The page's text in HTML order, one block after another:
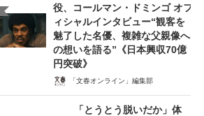
役、コールマン・ドミンゴ オフ
ィシャルインタビュー“観客を
魅了した名優、複雑な父親像へ
の想いを語る”《日本興収70億
円突破》
「文春オンライン」編集部
「とうとう脱いだか」体